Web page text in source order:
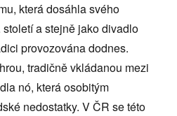
která dosáhla svého
a stejně jako divadlo
provozována dodnes.
tradičně vkládanou mezi
nó, která osobitým
nedostatky. V ČR se této